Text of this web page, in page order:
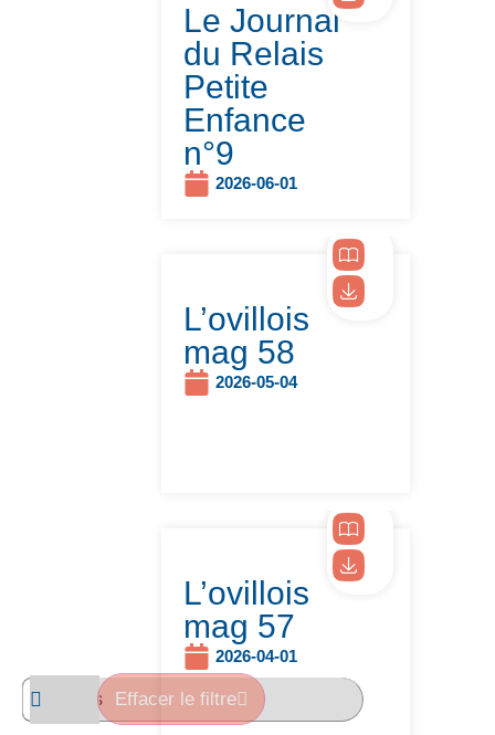
Effacer le filtre
2026-06-01
Le Journal
du Relais
Petite
Enfance
n°9
2026-05-04
L’ovillois
mag 58
2026-04-01
L’ovillois
mag 57